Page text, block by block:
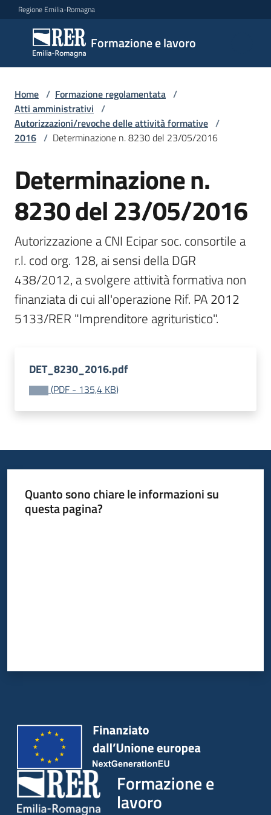
Vai al contenuto
Vai alla navigazione
Vai al footer
Regione Emilia-Romagna
Formazione e lavoro
Formazione
e lavoro
Argomenti
Servizi
Leggi
Atti
Bandi
sociale
europeo
Home / Formazione regolamentata /
Atti amministrativi /
Autorizzazioni/revoche delle attività formative /
2016 / Determinazione n. 8230 del 23/05/2016
Determinazione n.
8230 del 23/05/2016
Autorizzazione a CNI Ecipar soc. consortile a
r.l. cod org. 128, ai sensi della DGR
438/2012, a svolgere attività formativa non
finanziata di cui all'operazione Rif. PA 2012
5133/RER "Imprenditore agrituristico".
DET_8230_2016.pdf
(PDF - 135,4 KB)
Quanto sono chiare le informazioni su
questa pagina?
Formazione e
lavoro